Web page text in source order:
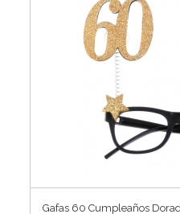
Gafas 60 Cumpleaños